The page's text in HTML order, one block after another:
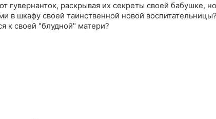
гувернанток, раскрывая их секреты своей бабушке, но
в шкафу своей таинственной новой
к своей "блудной" матери?